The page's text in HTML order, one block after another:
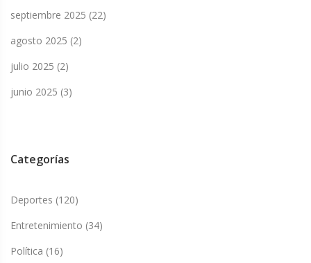
septiembre 2025 (22)
agosto 2025 (2)
julio 2025 (2)
junio 2025 (3)
Categorías
Deportes (120)
Entretenimiento (34)
Política (16)